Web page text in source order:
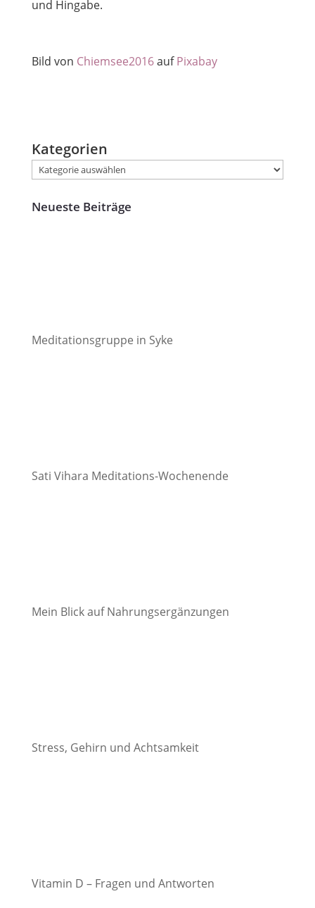
und Hingabe.
Bild von Chiemsee2016aufPixabay
Kategorien
Neueste Beiträge
Meditationsgruppe in Syke
Sati Vihara Meditations-Wochenende
Mein Blick auf Nahrungsergänzungen
Stress, Gehirn und Achtsamkeit
Vitamin D – Fragen und Antworten